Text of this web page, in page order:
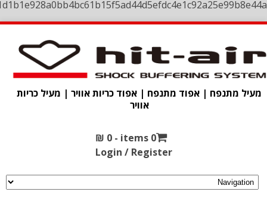
מעיל מתנפח | אפוד מתנפח | אפוד כריות אוויר | מעיל כריות
אוויר
0 items -
₪ 0
Login / Register